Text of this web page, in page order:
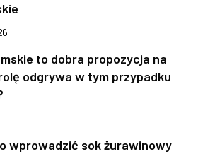
to dobra propozycja na
odgrywa w tym przypadku
wprowadzić sok żurawinowy